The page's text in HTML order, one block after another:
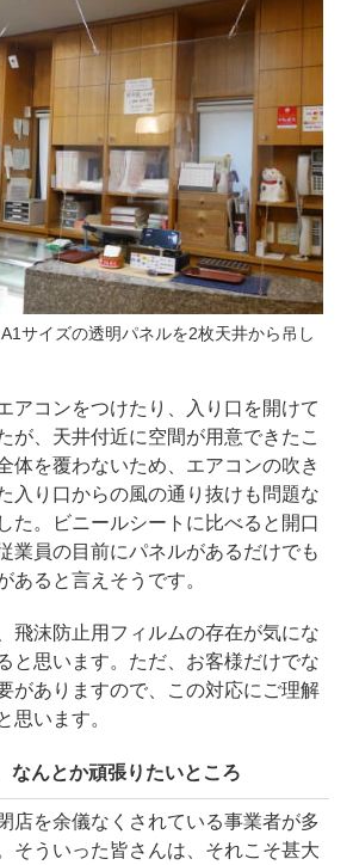
サイズの透明パネルを2枚天井から吊し
アコンをつけたり、入り口を開けて
が、天井付近に空間が用意できたこ
体を覆わないため、エアコンの吹き
入り口からの風の通り抜けも問題な
た。ビニールシートに比べると開口
業員の目前にパネルがあるだけでも
あると言えそうです。
飛沫防止用フィルムの存在が気にな
と思います。ただ、お客様だけでな
がありますので、この対応にご理解
思います。
なんとか頑張りたいところ
店を余儀なくされている事業者が多
そういった皆さんは、それこそ甚大